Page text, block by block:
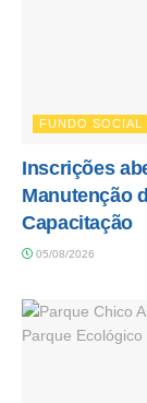
FUNDO SOCIAL
Inscrições
Manutenção
Capacitação
05/08/2026